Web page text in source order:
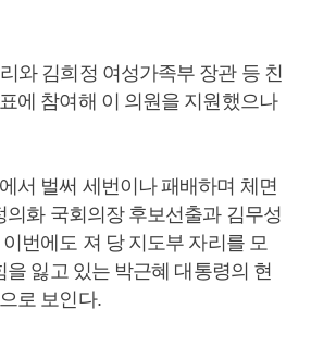
와 김희정 여성가족부 장관 등 친
에 참여해 이 의원을 지원했으나
서 벌써 세번이나 패배하며 체면
의화 국회의장 후보선출과 김무성
번에도 져 당 지도부 자리를 모
을 잃고 있는 박근혜 대통령의 현
로 보인다.